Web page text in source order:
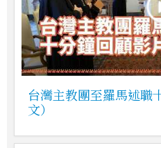
台灣主教團至羅馬述職
文）